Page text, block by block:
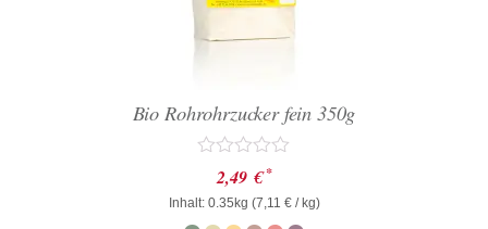
Bio Rohrohrzucker fein 350g
Bewertet
mit
0
von
2,49 € *
Inhalt: 0.35kg (7,11 €/ kg)